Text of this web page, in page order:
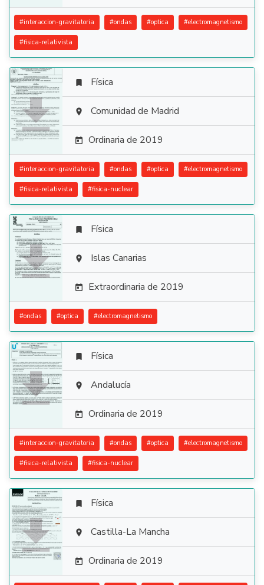
#interaccion-gravitatoria #ondas #optica #electromagnetismo
#fisica-relativista

 Física
 Comunidad de Madrid
 Ordinaria de 2019
#interaccion-gravitatoria #ondas #optica #electromagnetismo
#fisica-relativista #fisica-nuclear

 Física
 Islas Canarias
 Extraordinaria de 2019
#ondas #optica #electromagnetismo

 Física
 Andalucía
 Ordinaria de 2019
#interaccion-gravitatoria #ondas #optica #electromagnetismo
#fisica-relativista #fisica-nuclear

 Física
 Castilla-La Mancha
 Ordinaria de 2019